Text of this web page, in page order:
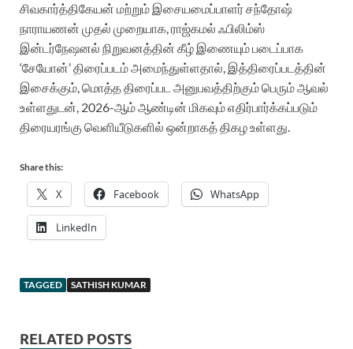
சிவகார்த்திகேயன் மற்றும் இசையமைப்பாளர் சந்தோஷ்
நாராயணன் முதல் முறையாக, ராஜ்கமல் ஃபிலிம்ஸ்
இன்டர்நேஷனல் நிறுவனத்தின் கீழ் இணையும் படைப்பாக
‘சேயோன்’ திரைப்படம் அமைந்துள்ளதால், இத்திரைப்படத்தின்
இசைக்கும், மொத்த திரைப்பட அனுபவத்திற்கும் பெரும் ஆவல்
உள்ளதுடன், 2026-ஆம் ஆண்டின் மிகவும் எதிர்பார்க்கப்படும்
திரையரங்கு வெளியீடுகளில் ஒன்றாகத் திகழ உள்ளது.
Share this:
X Facebook WhatsApp
LinkedIn
TAGGED SATHISH KUMAR
RELATED POSTS